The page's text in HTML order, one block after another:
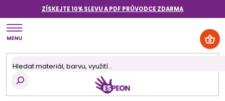
obsah
ZÍSKEJTE 10% SLEVU A PDF PRŮVODCE ZDARMA